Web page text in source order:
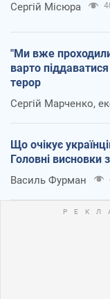
Сергій Місюра
"Ми вже проходили
варто
терор
Сергій Марченко,
Що очікує
Головні висновки
Василь Фурман